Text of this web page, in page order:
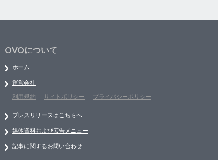
OVOについて
ホーム
運営会社
利用規約
サイトポリシー プライバシーポリシー
プレスリリースはこちらへ
媒体資料および広告メニュー
記事に関するお問い合わせ